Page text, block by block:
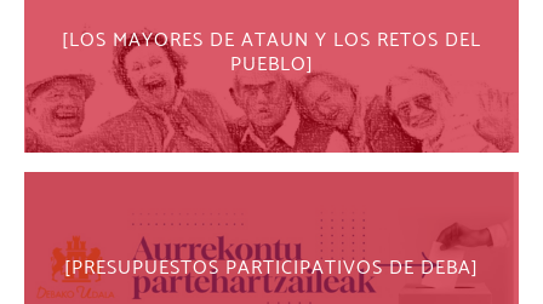
LOS MAYORES DE ATAUN Y LOS RETOS DEL
PUEBLO
PRESUPUESTOS PARTICIPATIVOS DE DEBA